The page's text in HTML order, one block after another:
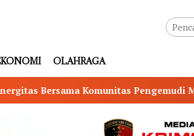
OLAHRAGA
Maxim, Ojol Didorong Jadi